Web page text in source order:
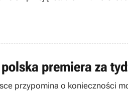
premiera za
przypomina o konieczności